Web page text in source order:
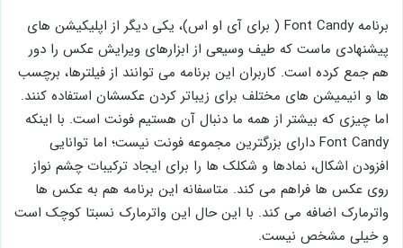
برنامه Font Candy ( برای آی او اس)، یکی دیگر از اپلیکیشن های
پیشنهادی ماست که طیف وسیعی از ابزارهای ویرایش عکس را دور
هم جمع کرده است. کاربران این برنامه می توانند از فیلترها، برچسب
ها و انیمیشن های مختلف برای زیباتر کردن عکسشان استفاده کنند.
اما چیزی که بیشتر از همه ما دنبال آن هستیم فونت است. با اینکه
Font Candy دارای بزرگترین مجموعه فونت نیست؛ اما توانایی
افزودن اشکال، نمادها و شکلک ها را برای ایجاد ترکیبات چشم نواز
روی عکس ها فراهم می کند. متاسفانه این برنامه هم به عکس ها
واترمارک اضافه می کند. با این حال این واترمارک نسبتا کوچک است
و خیلی مشخص نیست.